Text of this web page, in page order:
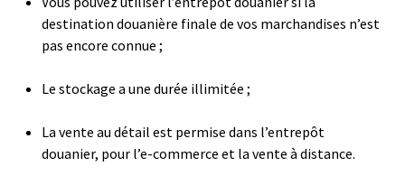
destination douanière finale de vos marchandises n’est
pas encore connue ;
Le stockage a une durée illimitée ;
La vente au détail est permise dans l’entrepôt
douanier, pour l’e-commerce et la vente à distance.